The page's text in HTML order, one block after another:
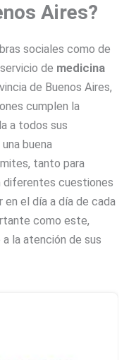
Aires?
sociales como de
de medicina
de Buenos Aires,
cumplen la
a todos sus
buena
tanto para
diferentes cuestiones
en el día a día de cada
como este,
la atención de sus